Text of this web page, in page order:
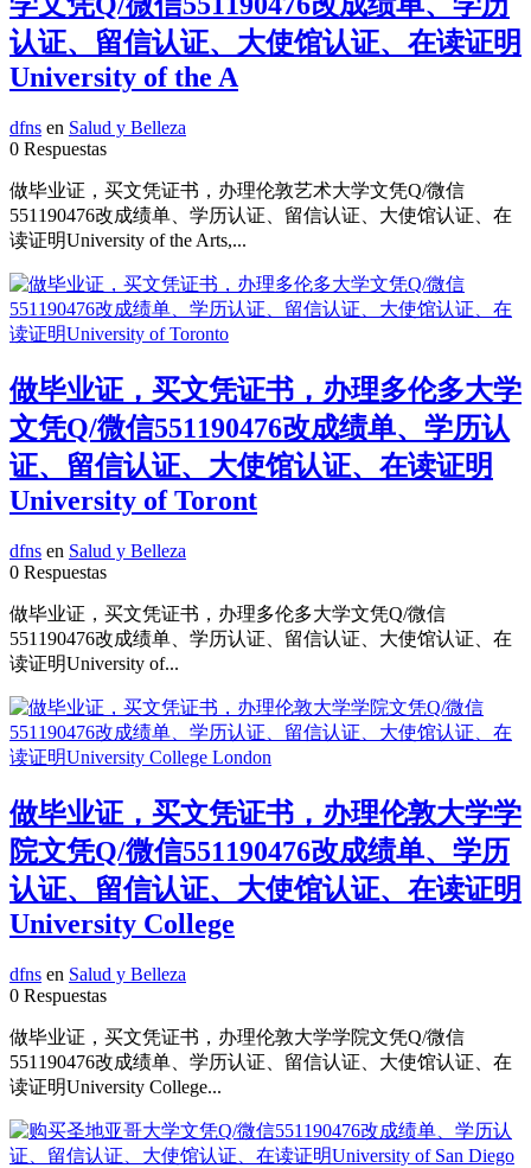
认证、留信认证、大使馆认证、在读证明
University of the A
dfns en Salud y Belleza
0 Respuestas
做毕业证，买文凭证书，办理伦敦艺术大学文凭Q/微信
551190476改成绩单、学历认证、留信认证、大使馆认证、在
读证明University of the Arts,...
做毕业证，买文凭证书，办理多伦多大学
文凭Q/微信551190476改成绩单、学历认
证、留信认证、大使馆认证、在读证明
University of Toront
dfns en Salud y Belleza
0 Respuestas
做毕业证，买文凭证书，办理多伦多大学文凭Q/微信
551190476改成绩单、学历认证、留信认证、大使馆认证、在
读证明University of...
做毕业证，买文凭证书，办理伦敦大学学
院文凭Q/微信551190476改成绩单、学历
认证、留信认证、大使馆认证、在读证明
University College
dfns en Salud y Belleza
0 Respuestas
做毕业证，买文凭证书，办理伦敦大学学院文凭Q/微信
551190476改成绩单、学历认证、留信认证、大使馆认证、在
读证明University College...